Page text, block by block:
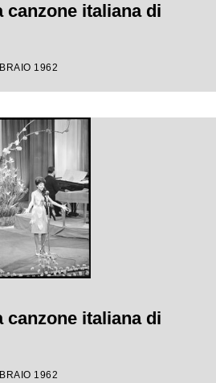
canzone italiana di
1962
canzone italiana di
1962